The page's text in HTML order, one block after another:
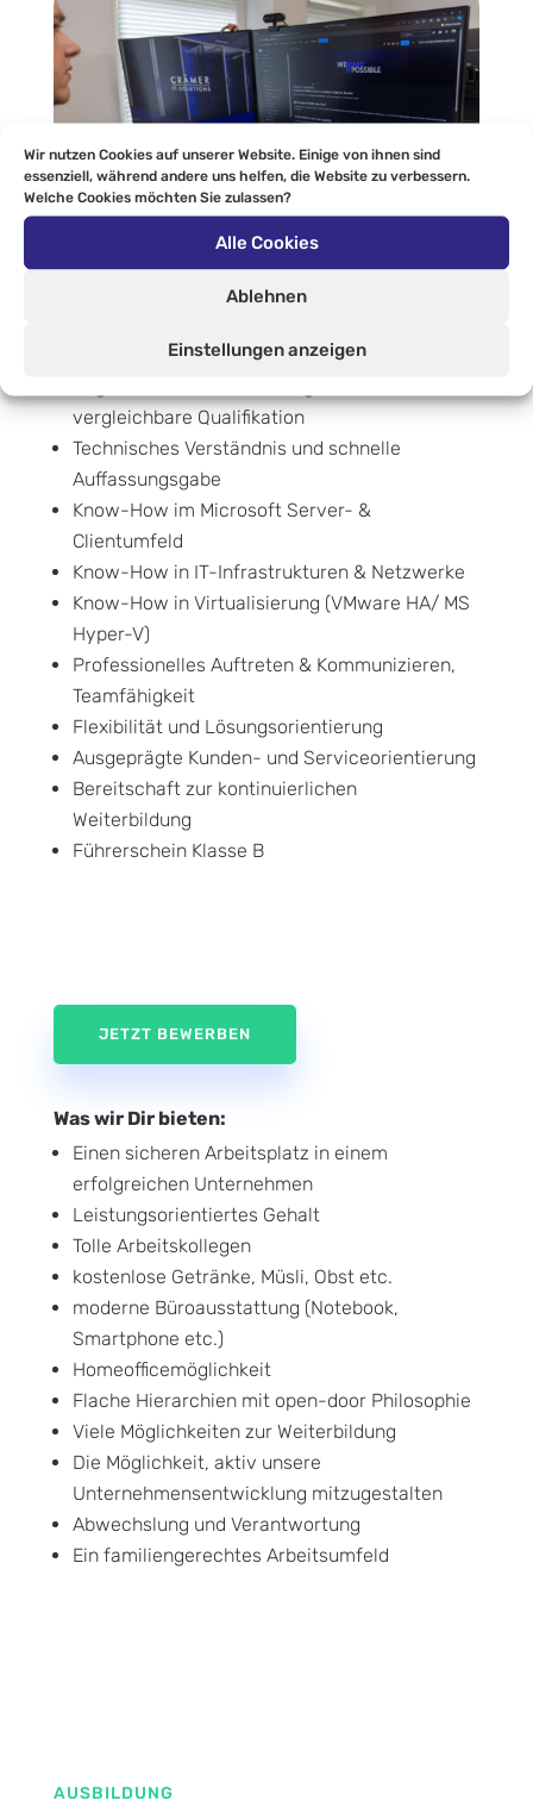
Wir nutzen Cookies auf unserer Website. Einige von ihnen sind
essenziell, während andere uns helfen, die Website zu verbessern.
Welche Cookies möchten Sie zulassen?
Alle Cookies
Ablehnen
Einstellungen anzeigen
Was Du mitbringen solltest
vergleichbare Qualifikation
Technisches Verständnis und schnelle
Auffassungsgabe
Know-How im Microsoft Server- &
Clientumfeld
Know-How in IT-Infrastrukturen & Netzwerke
Know-How in Virtualisierung (VMware HA/ MS
Hyper-V)
Professionelles Auftreten & Kommunizieren,
Teamfähigkeit
Flexibilität und Lösungsorientierung
Ausgeprägte Kunden- und Serviceorientierung
Bereitschaft zur kontinuierlichen
Weiterbildung
Führerschein Klasse B
JETZT BEWERBEN
Was wir Dir bieten:
Einen sicheren Arbeitsplatz in einem
erfolgreichen Unternehmen
Leistungsorientiertes Gehalt
Tolle Arbeitskollegen
kostenlose Getränke, Müsli, Obst etc.
moderne Büroausstattung (Notebook,
Smartphone etc.)
Homeofficemöglichkeit
Flache Hierarchien mit open-door Philosophie
Viele Möglichkeiten zur Weiterbildung
Die Möglichkeit, aktiv unsere
Unternehmensentwicklung mitzugestalten
Abwechslung und Verantwortung
Ein familiengerechtes Arbeitsumfeld
AUSBILDUNG